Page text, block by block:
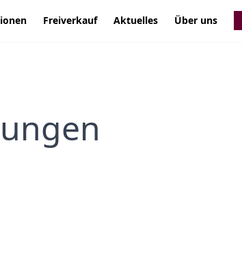
Freiverkauf Aktuelles Über uns